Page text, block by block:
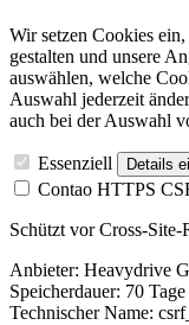
Wir setzen Cookies
gestalten und unsere
auswählen, welche
Auswahl jederzeit
auch bei der Auswahl
Essenziell Details
Contao HTTPS
Schützt vor Cross-
Anbieter: Heavydrive
Speicherdauer: 70 Tage
Technischer Name: